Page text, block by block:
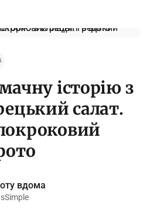
історію з
салат.
вдома